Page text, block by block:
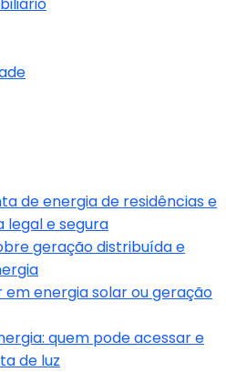
de energia de residências e
legal e segura
geração distribuída e
em energia solar ou geração
quem pode acessar e
de luz